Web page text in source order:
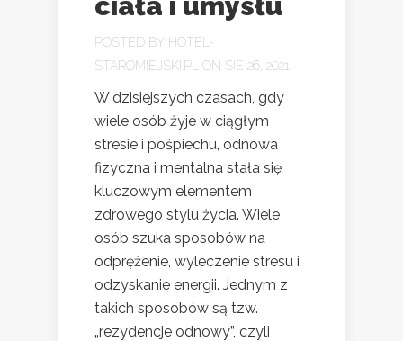
POSTED BY HOTEL-
STAROMIEJSKI.PL
ON SIE 26, 2021
W dzisiejszych czasach, gdy
wiele osób żyje w ciągłym
stresie i pośpiechu, odnowa
fizyczna i mentalna stała się
kluczowym elementem
zdrowego stylu życia. Wiele
osób szuka sposobów na
odprężenie, wyleczenie stresu i
odzyskanie energii. Jednym z
takich sposobów są tzw.
„rezydencje odnowy”, czyli